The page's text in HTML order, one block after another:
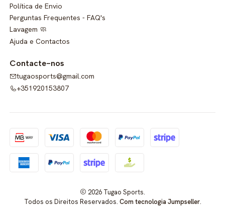
Política de Envio
Perguntas Frequentes - FAQ's
Lavagem 🧼
Ajuda e Contactos
Contacte-nos
tugaosports@gmail.com
+351920153807
2026 Tugao Sports.
Todos os Direitos Reservados. Com tecnologia Jumpseller.